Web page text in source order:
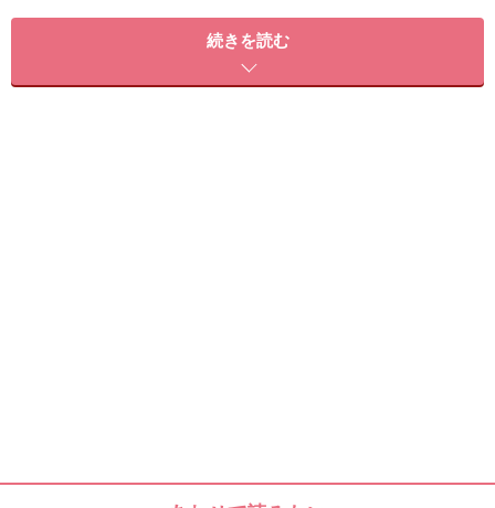
血行が悪くなると、酸素や栄養の供給が不十分になり、
ブドウ糖が不完全燃焼を起こし、乳酸などの老廃物質に
続きを読む